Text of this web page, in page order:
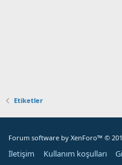
Etiketler
Forum software by XenForo™ ©
İletişim Kullanım koşulları